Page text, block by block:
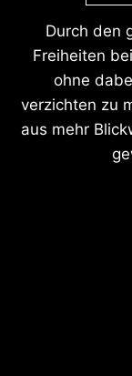
Durch den
Freiheiten
ohne
verzichten zu
aus mehr